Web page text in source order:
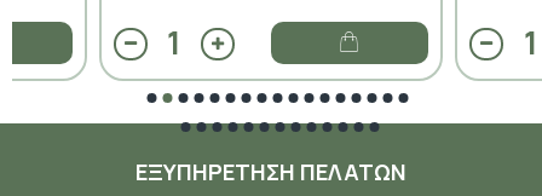
ΕΞΥΠΗΡΈΤΗΣΗ ΠΕΛΑΤΏΝ